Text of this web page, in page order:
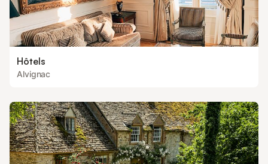
Hôtels
Alvignac